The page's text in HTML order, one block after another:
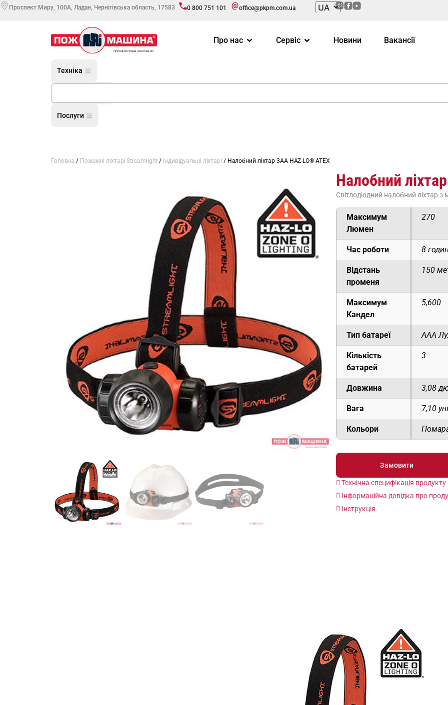
Проспект Миру, 100А, Ладан, Чернігівська область, 17583 0 800 751 101 office@pkpm.com.ua
Про нас Сервіс Новини Вакансії
Техніка
Послуги
Головна / Пожежні ліхтарі Streamlight / Індивідуальні ліхтарі / Налобний ліхтар 3AA HAZ-LO® ATEX
Налобний
Світлодіодний налобний ліхтар
Максимум
Люмен
270
Час роботи 8
Відстань
променя
150
Максимум
Кандел
5,600
Тип батареї ААА
Кількість
батарей
3
Довжина 3,08
Вага 7,10
Кольори
Замовити
Технічна специфікація продукту
Інформаційна довідка про
Інструкція